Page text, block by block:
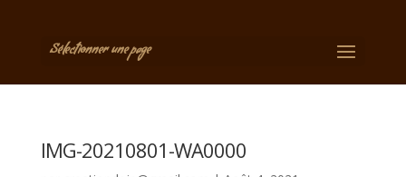
Sélectionner une page
IMG-20210801-WA0000